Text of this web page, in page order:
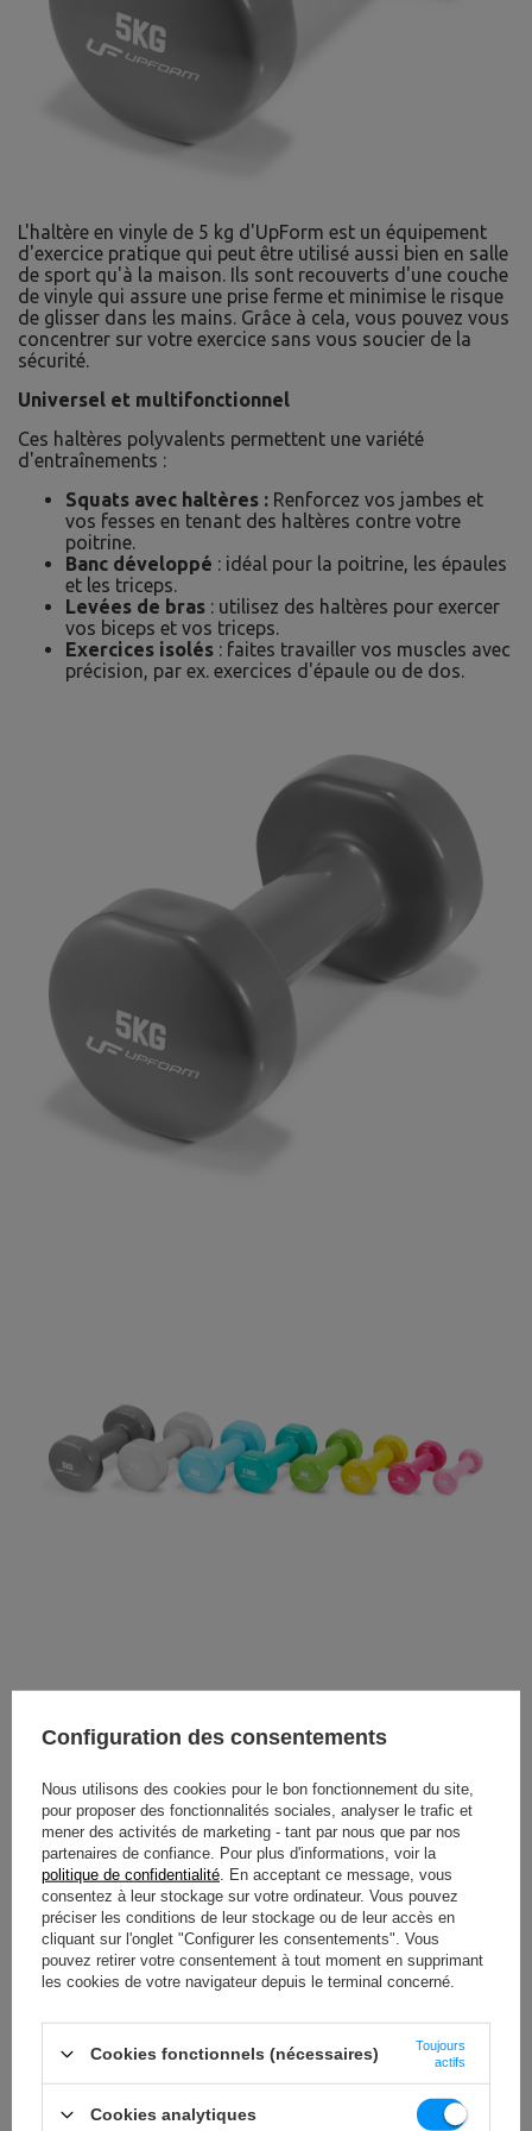
L'haltère en vinyle de 5 kg d'UpForm est un équipement
d'exercice pratique qui peut être utilisé aussi bien en salle
de sport qu'à la maison. Ils sont recouverts d'une couche
de vinyle qui assure une prise ferme et minimise le risque
de glisser dans les mains. Grâce à cela, vous pouvez vous
concentrer sur votre exercice sans vous soucier de la
sécurité.
Universel et multifonctionnel
Ces haltères polyvalents permettent une variété
d'entraînements :
Squats avec haltères : Renforcez vos jambes et
vos fesses en tenant des haltères contre votre
poitrine.
Banc développé : idéal pour la poitrine, les épaules
et les triceps.
Levées de bras : utilisez des haltères pour exercer
vos biceps et vos triceps.
Exercices isolés : faites travailler vos muscles avec
précision, par ex. exercices d'épaule ou de dos.
Sélection Balance
: 0,5 kg, 1 kg, 1,5 kg, 2 kg, 2,5 kg, 3 kg, 4 kg et 5 kg.
Un marquage clair du poids sur le côté de chaque haltère
et une couleur différente pour chaque poids garantissent
un entraînement plus rapide et plus confortable.
À TÉLÉCHARGER
INFORMATIONS IMPORTANTES EN MATIÈRE DE SÉCURITÉ
Configuration des consentements
Nous utilisons des cookies pour le bon fonctionnement du site,
pour proposer des fonctionnalités sociales, analyser le trafic et
mener des activités de marketing - tant par nous que par nos
partenaires de confiance. Pour plus d'informations, voir la
politique de confidentialité . En acceptant ce message, vous
consentez à leur stockage sur votre ordinateur. Vous pouvez
préciser les conditions de leur stockage ou de leur accès en
cliquant sur l'onglet "Configurer les consentements". Vous
pouvez retirer votre consentement à tout moment en supprimant
les cookies de votre navigateur depuis le terminal concerné.
Cookies fonctionnels (nécessaires)
Toujours
actifs
Cookies analytiques